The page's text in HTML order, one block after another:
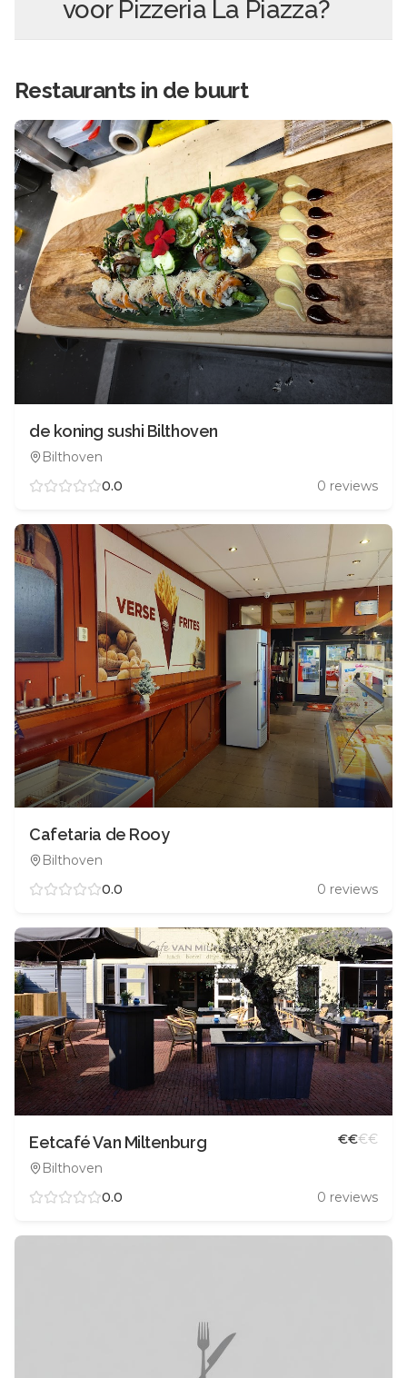
voor Pizzeria La Piazza?
Restaurants in de buurt
de koning sushi Bilthoven
Bilthoven
0.0
0 reviews
Cafetaria de Rooy
Bilthoven
0.0
0 reviews
Eetcafé Van Miltenburg
Bilthoven
€€€€
0.0 0 reviews